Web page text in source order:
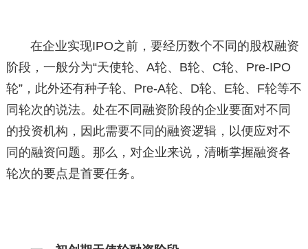
在企业实现IPO之前，要经历数个不同的股权融资
阶段，一般分为“天使轮、A轮、B轮、C轮、Pre-IPO
轮”，此外还有种子轮、Pre-A轮、D轮、E轮、F轮等不
同轮次的说法。处在不同融资阶段的企业要面对不同
的投资机构，因此需要不同的融资逻辑，以便应对不
同的融资问题。那么，对企业来说，清晰掌握融资各
轮次的要点是首要任务。